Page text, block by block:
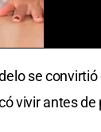
se
vivir antes de